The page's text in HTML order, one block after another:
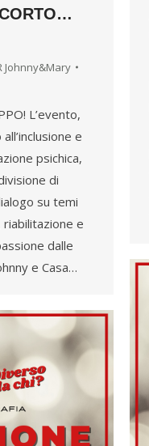
Johnny&Mary
L’evento,
e
psichica,
di
su temi
riabilitazione e
dalle
e Casa…